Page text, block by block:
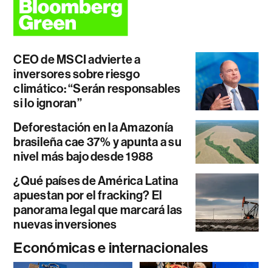
CEO de MSCI advierte a
inversores sobre riesgo
climático: “Serán responsables
si lo ignoran”
Deforestación en la Amazonía
brasileña cae 37% y apunta a su
nivel más bajo desde 1988
¿Qué países de América Latina
apuestan por el fracking? El
panorama legal que marcará las
nuevas inversiones
Económicas e internacionales